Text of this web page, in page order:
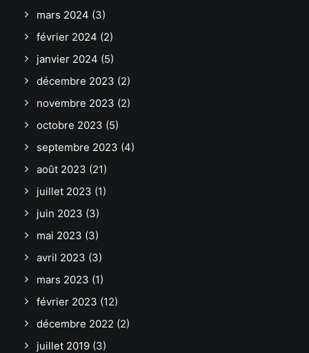
mars 2024 (3)
février 2024 (2)
janvier 2024 (5)
décembre 2023 (2)
novembre 2023 (2)
octobre 2023 (5)
septembre 2023 (4)
août 2023 (21)
juillet 2023 (1)
juin 2023 (3)
mai 2023 (3)
avril 2023 (3)
mars 2023 (1)
février 2023 (12)
décembre 2022 (2)
juillet 2019 (3)